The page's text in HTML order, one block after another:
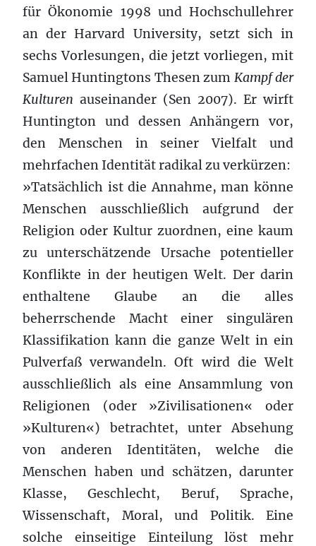
für Ökonomie 1998 und Hochschullehrer
an der Harvard University, setzt sich in
sechs Vorlesungen, die jetzt vorliegen, mit
Samuel Huntingtons Thesen zum Kampf der
Kulturen auseinander (Sen 2007). Er wirft
Huntington und dessen Anhängern vor,
den Menschen in seiner Vielfalt und
mehrfachen Identität radikal zu verkürzen:
»Tatsächlich ist die Annahme, man könne
Menschen ausschließlich aufgrund der
Religion oder Kultur zuordnen, eine kaum
zu unterschätzende Ursache potentieller
Konflikte in der heutigen Welt. Der darin
enthaltene Glaube an die alles
beherrschende Macht einer singulären
Klassifikation kann die ganze Welt in ein
Pulverfaß verwandeln. Oft wird die Welt
ausschließlich als eine Ansammlung von
Religionen (oder »Zivilisationen« oder
»Kulturen«) betrachtet, unter Absehung
von anderen Identitäten, welche die
Menschen haben und schätzen, darunter
Klasse, Geschlecht, Beruf, Sprache,
Wissenschaft, Moral, und Politik. Eine
solche einseitige Einteilung löst mehr